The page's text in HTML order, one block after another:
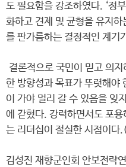
도 필요함을 강조하였다. ‘정
화하고 견제 및 균형을 유지
를 판가름하는 결정적인 계기
결론적으로 국민이 믿고 의
한 방향성과 목표가 뚜렷해야
이 가야 멀리 갈 수 있음을 잊
에 갇혔다. 강력하면서도 포
는 리더십이 절실한 시점이
김성진 재향군인회 안보전략